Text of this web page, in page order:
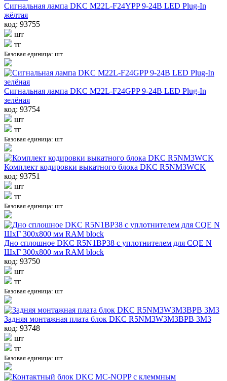
Сигнальная лампа DKC M22L-F24YPP 9-24В LED Plug-In
жёлтая
код: 93755
шт
тг
Базовая единица: шт
Сигнальная лампа DKC M22L-F24GPP 9-24В LED Plug-In
зелёная
код: 93754
шт
тг
Базовая единица: шт
Комплект кодировки выкатного блока DKC R5NM3WCK
код: 93751
шт
тг
Базовая единица: шт
Дно сплошное DKC R5N1BP38 с уплотнителем для CQE N
ШхГ 300х800 мм RAM block
код: 93750
шт
тг
Базовая единица: шт
Задняя монтажная плата блок DKC R5NM3W3M3BPB 3M3
код: 93748
шт
тг
Базовая единица: шт